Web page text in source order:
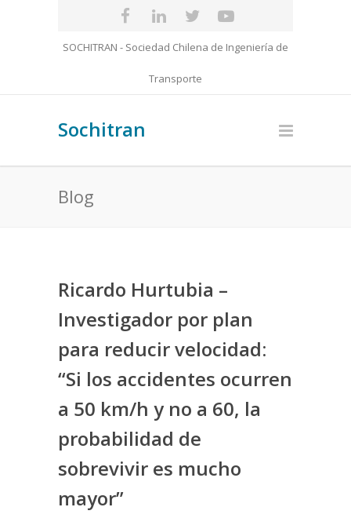
SOCHITRAN - Sociedad Chilena de Ingeniería de
Transporte
Sochitran
Blog
Ricardo Hurtubia –
Investigador por plan
para reducir velocidad:
“Si los accidentes ocurren
a 50 km/h y no a 60, la
probabilidad de
sobrevivir es mucho
mayor”